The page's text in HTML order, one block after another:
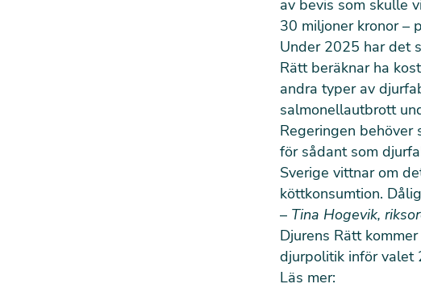
av bevis som skulle
30 miljoner kronor –
Under 2025 har det
Rätt beräknar ha
andra typer av
salmonellautbrott
Regeringen
för sådant som
Sverige vittnar om
köttkonsumtion.
– Tina Hogevik,
Djurens Rätt
djurpolitik inför valet
Läs mer: